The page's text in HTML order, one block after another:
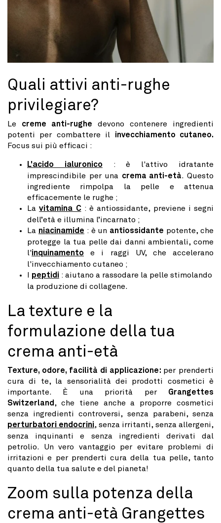
Quali attivi anti-rughe
privilegiare?
Le creme anti-rughe devono contenere ingredienti
potenti per combattere il invecchiamento cutaneo.
Focus sui più efficaci :
L'acido ialuronico: è l'attivo idratante
imprescindibile per una crema anti-età. Questo
ingrediente rimpolpa la pelle e attenua
efficacemente le rughe ;
Lavitamina C: è antiossidante, previene i segni
dell’età e illumina l’incarnato ;
La niacinamide : è un antiossidante potente, che
protegge la tua pelle dai danni ambientali, come
l'inquinamento e i raggi UV, che accelerano
l'invecchiamento cutaneo ;
peptidi : aiutano a rassodare la pelle stimolando
la produzione di collagene.
La texture e la
formulazione della tua
crema anti-età
Texture, odore, facilità di applicazione: per prenderti
cura di te, la sensorialità dei prodotti cosmetici è
importante. È una priorità per Grangettes
Switzerland , che tiene anche a proporre cosmetici
senza ingredienti controversi, senza parabeni, senza
perturbatori endocrini, senza irritanti, senza allergeni,
senza inquinanti e senza ingredienti derivati dal
petrolio. Un vero vantaggio per evitare problemi di
irritazioni e per prenderti cura della tua pelle, tanto
quanto della tua salute e del pianeta!
Zoom sulla potenza della
crema anti-età Grangettes